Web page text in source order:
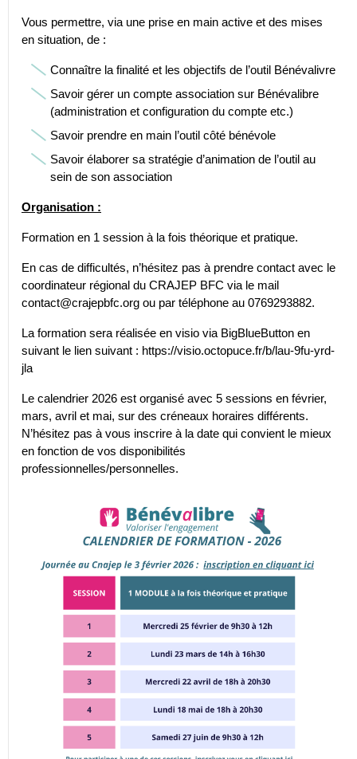
Vous permettre, via une prise en main active et des mises
en situation, de :
Connaître la finalité et les objectifs de l’outil Bénévalivre
Savoir gérer un compte association sur Bénévalibre
(administration et configuration du compte etc.)
Savoir prendre en main l’outil côté bénévole
Savoir élaborer sa stratégie d’animation de l’outil au
sein de son association
Organisation :
Formation en 1 session à la fois théorique et pratique.
En cas de difficultés, n’hésitez pas à prendre contact avec le
coordinateur régional du CRAJEP BFC via le mail
contact@crajepbfc.org ou par téléphone au 0769293882.
La formation sera réalisée en visio via BigBlueButton en
suivant le lien suivant : https://visio.octopuce.fr/b/lau-9fu-yrd-
jla
Le calendrier 2026 est organisé avec 5 sessions en février,
mars, avril et mai, sur des créneaux horaires différents.
N’hésitez pas à vous inscrire à la date qui convient le mieux
en fonction de vos disponibilités
professionnelles/personnelles.